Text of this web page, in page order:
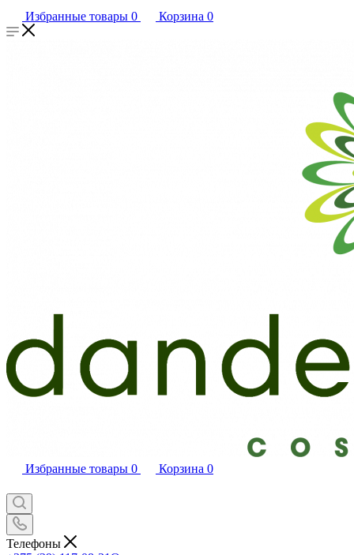
Избранные товары 0 Корзина 0
Избранные товары 0 Корзина 0
Телефоны